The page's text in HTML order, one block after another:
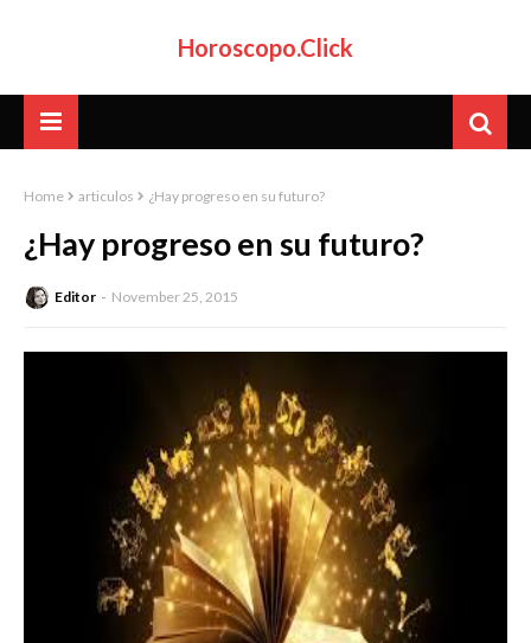
Horoscopo.Click
Home articulos ¿Hay progreso en su futuro?
¿Hay progreso en su futuro?
Editor November 25, 2015